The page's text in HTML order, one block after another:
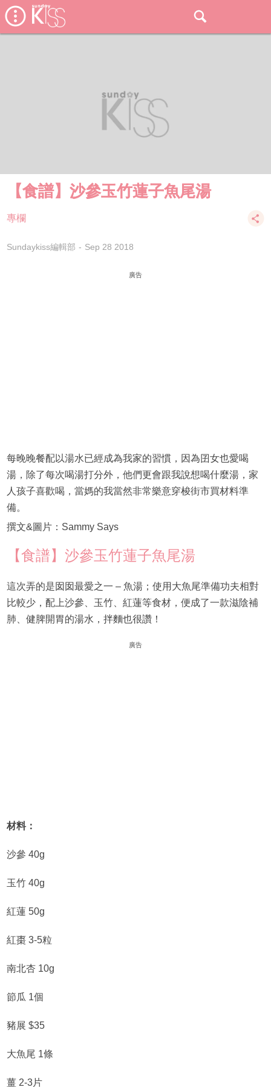
【食譜】沙參玉竹蓮子魚尾湯
專欄
Sundaykiss編輯部 Sep 28 2018
廣告
每晚晚餐配以湯水已經成為我家的習慣，因為囝女也愛喝
湯，除了每次喝湯打分外，他們更會跟我說想喝什麼湯，家
人孩子喜歡喝，當媽的我當然非常樂意穿梭街市買材料準
備。
撰文&圖片：Sammy Says
【食譜】沙參玉竹蓮子魚尾湯
這次弄的是囡囡最愛之一 – 魚湯；使用大魚尾準備功夫相對
比較少，配上沙參、玉竹、紅蓮等食材，便成了一款滋陰補
肺、健脾開胃的湯水，拌麵也很讚！
廣告
材料：
沙參 40g
玉竹 40g
紅蓮 50g
紅棗 3-5粒
南北杏 10g
節瓜 1個
豬展 $35
大魚尾 1條
薑 2-3片